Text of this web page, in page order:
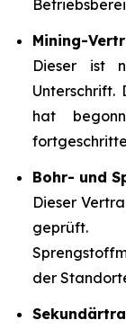
Mining-
Dieser ist
Unterschrift.
hat
Bohr- und
Dieser
der